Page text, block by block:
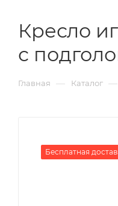
Кресло
с
Главная — Каталог —
Бесплатная